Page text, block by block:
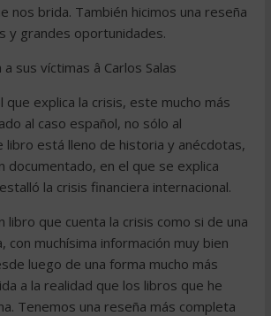
nos brida. También hicimos una reseña
y grandes oportunidades.
sus víctimas â Carlos Salas
explica la crisis, este mucho más
al caso español, no sólo al
libro está lleno de historia y anécdotas,
documentado, en el que se explica
la crisis financiera internacional.
libro que cuenta la crisis como si de una
con muchísima información muy bien
luego de una forma mucho más
a la realidad que los libros que he
Tenemos una reseña más completa